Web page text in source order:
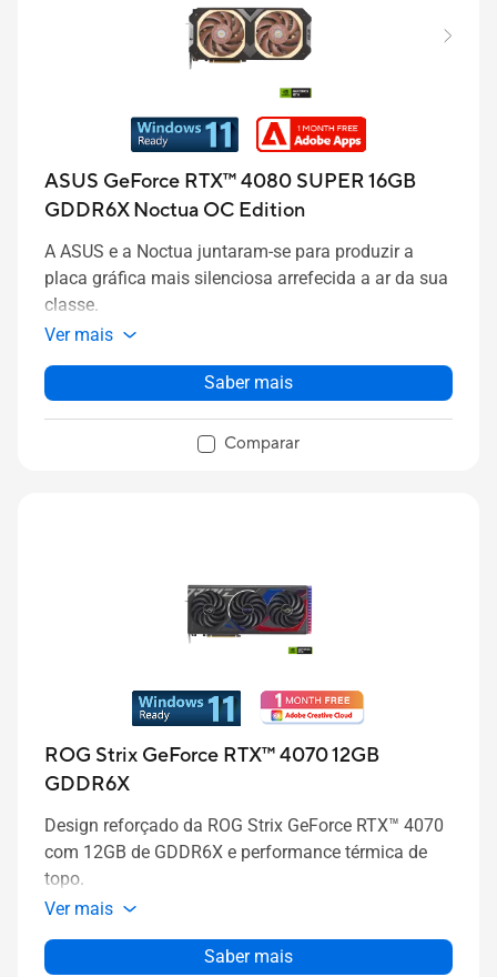
ASUS GeForce RTX™ 4080 SUPER 16GB
GDDR6X Noctua OC Edition
A ASUS e a Noctua juntaram-se para produzir a
placa gráfica mais silenciosa arrefecida a ar da sua
classe.
Ver mais
Saber mais
Comparar
ROG Strix GeForce RTX™ 4070 12GB
GDDR6X
Design reforçado da ROG Strix GeForce RTX™ 4070
com 12GB de GDDR6X e performance térmica de
topo.
Ver mais
Saber mais